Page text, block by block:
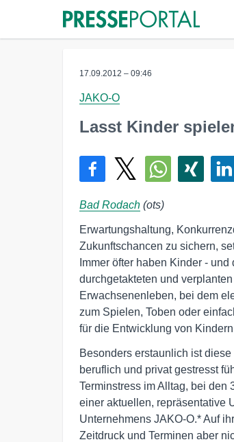
17.09.2012 – 09:46
JAKO-O
Lasst Kinder
Bad Rodach (ots)
Erwartungshaltung,
Zukunftschancen zu sichern,
Immer öfter haben Kinder -
durchgetakteten und
Erwachsenenleben, bei dem
zum Spielen, Toben oder
für die Entwicklung von
Besonders erstaunlich ist
beruflich und privat gestresst
Terminstress im Alltag, bei den
einer aktuellen, repräsentative
Unternehmens JAKO-O.* Auf
Zeitdruck und Terminen aber